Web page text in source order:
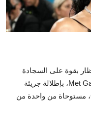
بقوة على السجادة
الحمراء خلال مشاركتها في حفل Met Gala 2025، بإطلالة جريئة
ومميزة بتوقيع المصمم Guram Gvasalia، مستوحاة من واحدة من